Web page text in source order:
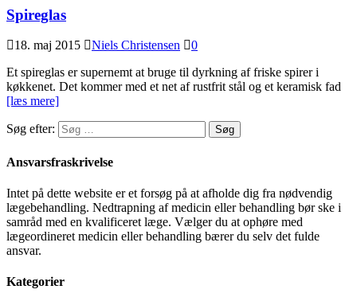
Spireglas
18. maj 2015 Niels Christensen
0
Et spireglas er supernemt at bruge til dyrkning af friske spirer i
køkkenet. Det kommer med et net af rustfrit stål og et keramisk fad
[læs mere]
Søg efter:
Ansvarsfraskrivelse
Intet på dette website er et forsøg på at afholde dig fra nødvendig
lægebehandling. Nedtrapning af medicin eller behandling bør ske i
samråd med en kvalificeret læge. Vælger du at ophøre med
lægeordineret medicin eller behandling bærer du selv det fulde
ansvar.
Kategorier